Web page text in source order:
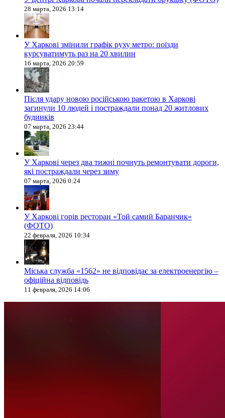
28 марта, 2026 13:14
У Харкові змінили графік руху метро: поїзди
курсуватимуть раз на 20 хвилин
16 марта, 2026 20:59
Після удару новою російською ракетою в Харкові
загинули 10 людей і постраждали понад 20 житлових
будинків
07 марта, 2026 23:44
У Харкові через два тижні почнуть ремонтувати дороги,
які постраждали через зиму
07 марта, 2026 0:24
У Харкові горів ресторан «Той самий Баранчик»
(ФОТО)
22 февраля, 2026 10:34
Міська служба «1562» не відповідає за електроенергію –
офіційна відповідь
11 февраля, 2026 14:06